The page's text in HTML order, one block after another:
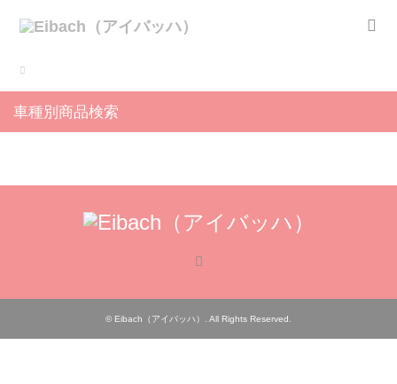
車種別商品検索
© Eibach（アイバッハ） . All Rights Reserved.